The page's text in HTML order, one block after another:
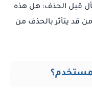
قبل الحذف: هل هذه
قد يتأثر بالحذف من